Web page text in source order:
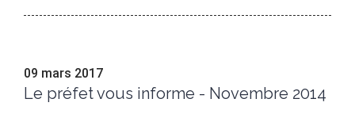
09 mars 2017
Le préfet vous informe - Novembre 2014